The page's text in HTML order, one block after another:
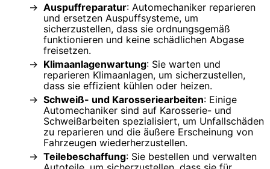
Auspuffreparatur: Automechaniker reparieren
und ersetzen Auspuffsysteme, um
sicherzustellen, dass sie ordnungsgemäß
funktionieren und keine schädlichen Abgase
freisetzen.
Klimaanlagenwartung: Sie warten und
reparieren Klimaanlagen, um sicherzustellen,
dass sie effizient kühlen oder heizen.
Schweiß- und Karosseriearbeiten: Einige
Automechaniker sind auf Karosserie- und
Schweißarbeiten spezialisiert, um Unfallschäden
zu reparieren und die äußere Erscheinung von
Fahrzeugen wiederherzustellen.
Teilebeschaffung: Sie bestellen und verwalten